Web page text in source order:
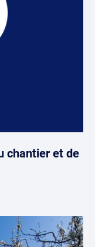
chantier et de